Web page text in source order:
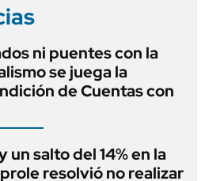
ni puentes con la
se juega la
de Cuentas con
un salto del 14% en la
resolvió no realizar